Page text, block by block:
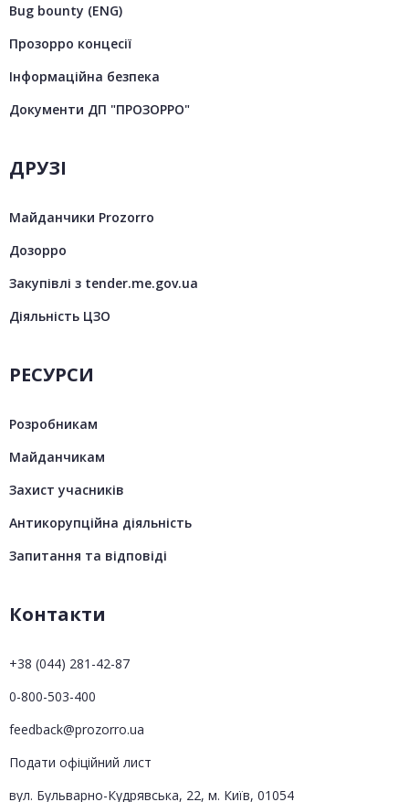
Bug bounty (ENG)
Прозорро концесії
Інформаційна безпека
Документи ДП "ПРОЗОРРО"
ДРУЗІ
Майданчики Prozorro
Дозорро
Закупівлі з tender.me.gov.ua
Діяльність ЦЗО
РЕСУРСИ
Розробникам
Майданчикам
Захист учасників
Антикорупційна діяльність
Запитання та відповіді
Контакти
+38 (044) 281-42-87
0-800-503-400
feedback@prozorro.ua
Подати офіційний лист
вул. Бульварно-Кудрявська, 22, м. Київ, 01054